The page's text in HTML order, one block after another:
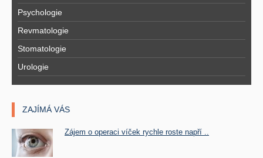
Psychologie
Revmatologie
Stomatologie
Urologie
ZAJÍMÁ VÁS
Zájem o operaci víček rychle roste napří ..